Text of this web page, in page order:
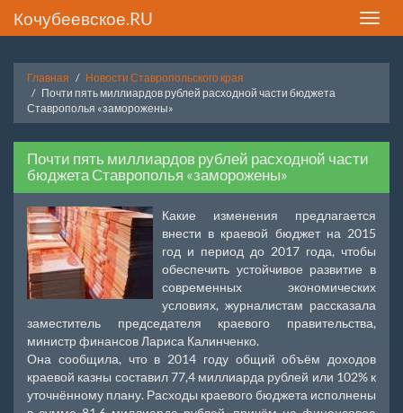
Toggle
Кочубеевское.RU
Главная
Новости Ставропольского края
Почти пять миллиардов рублей расходной части бюджета
Ставрополья «заморожены»
Почти пять миллиардов рублей расходной части
бюджета Ставрополья «заморожены»
Какие изменения предлагается
внести в краевой бюджет на 2015
год и период до 2017 года, чтобы
обеспечить устойчивое развитие в
современных экономических
условиях, журналистам рассказала
заместитель председателя краевого правительства,
министр финансов Лариса Калинченко.
Она сообщила, что в 2014 году общий объём доходов
краевой казны составил 77,4 миллиарда рублей или 102% к
уточнённому плану. Расходы краевого бюджета исполнены